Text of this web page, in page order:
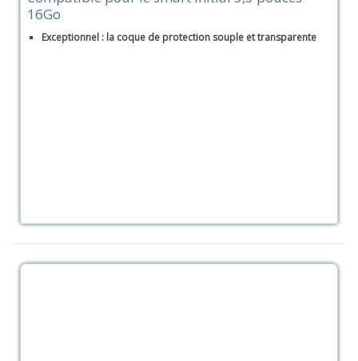
16Go
Exceptionnel : la coque de protection souple et transparente